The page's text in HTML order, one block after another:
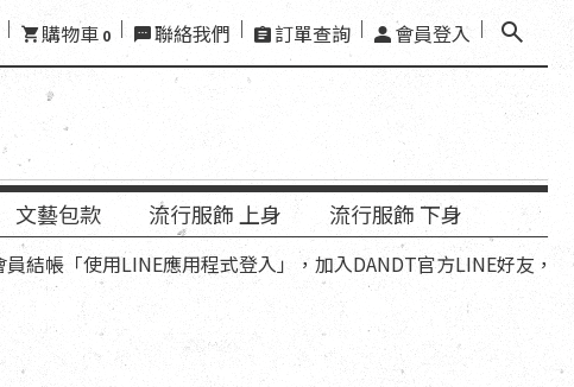
購物車 0 聯絡我們 訂單查詢 會員登入
文藝包款 流行服飾 上身 流行服飾 下身
使用LINE應用程式登入」，加入DANDT官方LINE好友，再領優惠